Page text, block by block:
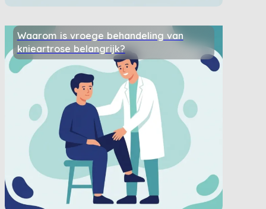
Waarom is vroege behandeling van
knieartrose belangrijk?